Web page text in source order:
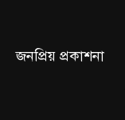
জনপ্রিয় প্রকাশনা